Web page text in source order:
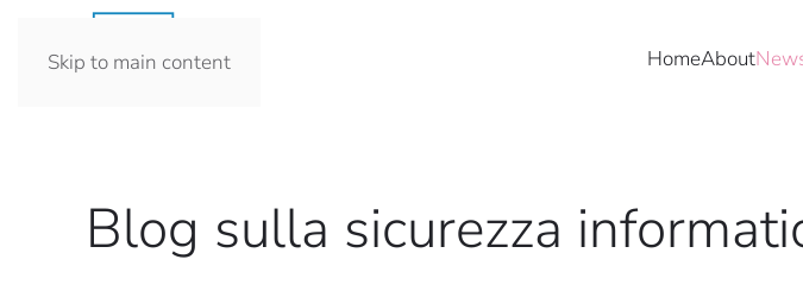
Skip to main content HomeAbout
Blog sulla sicurezza